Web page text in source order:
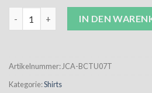
IN DEN
Artikelnummer: JCA-BCTU07T
Kategorie:Shirts